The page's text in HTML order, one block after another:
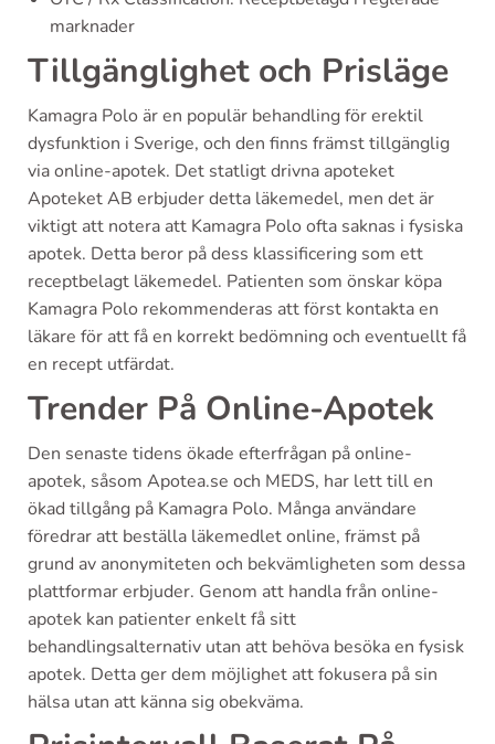
marknader
Tillgänglighet och Prisläge
Kamagra Polo är en populär behandling för erektil
dysfunktion i Sverige, och den finns främst tillgänglig
via online-apotek. Det statligt drivna apoteket
Apoteket AB erbjuder detta läkemedel, men det är
viktigt att notera att Kamagra Polo ofta saknas i fysiska
apotek. Detta beror på dess klassificering som ett
receptbelagt läkemedel. Patienten som önskar köpa
Kamagra Polo rekommenderas att först kontakta en
läkare för att få en korrekt bedömning och eventuellt få
en recept utfärdat.
Trender På Online-Apotek
Den senaste tidens ökade efterfrågan på online-
apotek, såsom Apotea.se och MEDS, har lett till en
ökad tillgång på Kamagra Polo. Många användare
föredrar att beställa läkemedlet online, främst på
grund av anonymiteten och bekvämligheten som dessa
plattformar erbjuder. Genom att handla från online-
apotek kan patienter enkelt få sitt
behandlingsalternativ utan att behöva besöka en fysisk
apotek. Detta ger dem möjlighet att fokusera på sin
hälsa utan att känna sig obekväma.